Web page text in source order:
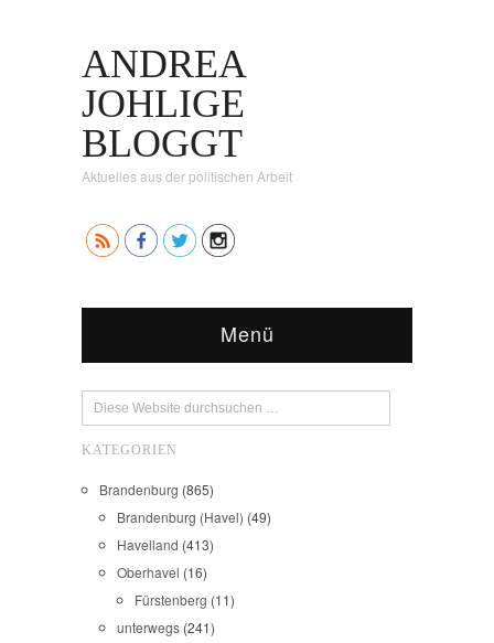
ANDREA
JOHLIGE
BLOGGT
Aktuelles aus der politischen Arbeit
Menü
KATEGORIEN
Brandenburg (865)
Brandenburg (Havel) (49)
Havelland (413)
Oberhavel (16)
Fürstenberg (11)
unterwegs (241)